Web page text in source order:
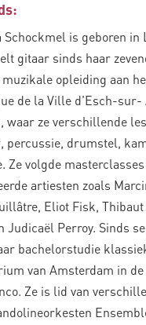
Schockmel is geboren in
gitaar sinds haar
opleiding aan
de la Ville d'Esch-sur-
waar ze verschillende
percussie, drumstel,
Ze volgde
artiesten zoals
Eliot Fisk, Thibaut
Judicaël Perroy. Sinds
bachelorstudie
van Amsterdam in
Ze is lid van